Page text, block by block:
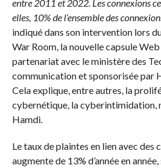
entre 2011 et 2022. Les connexions
elles, 10% de l’ensemble des
indiqué dans son intervention lors
War Room, la nouvelle capsule
partenariat avec le ministère des
communication et sponsorisée par
Cela explique, entre autres, la
cybernétique, la cyberintimidation,
Hamdi.
Le taux de plaintes en lien avec des
augmente de 13% d’année en